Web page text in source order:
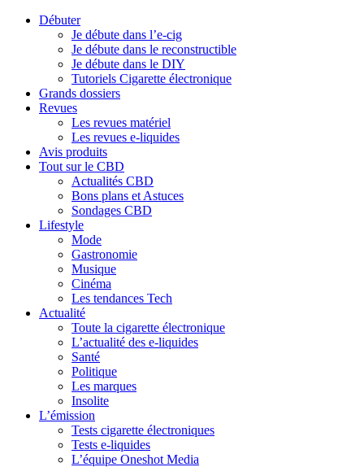
Débuter
Je débute dans l’e-cig
Je débute dans le reconstructible
Je débute dans le DIY
Tutoriels Cigarette électronique
Grands dossiers
Revues
Les revues matériel
Les revues e-liquides
Avis produits
Tout sur le CBD
Actualités CBD
Bons plans et Astuces
Sondages CBD
Lifestyle
Mode
Gastronomie
Musique
Cinéma
Les tendances Tech
Actualité
Toute la cigarette électronique
L’actualité des e-liquides
Santé
Politique
Les marques
Insolite
L’émission
Tests cigarette électroniques
Tests e-liquides
L’équipe Oneshot Media